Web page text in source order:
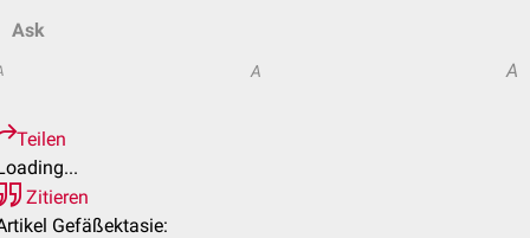
Ask
A A
Teilen
Zitieren
Gefäßektasie: